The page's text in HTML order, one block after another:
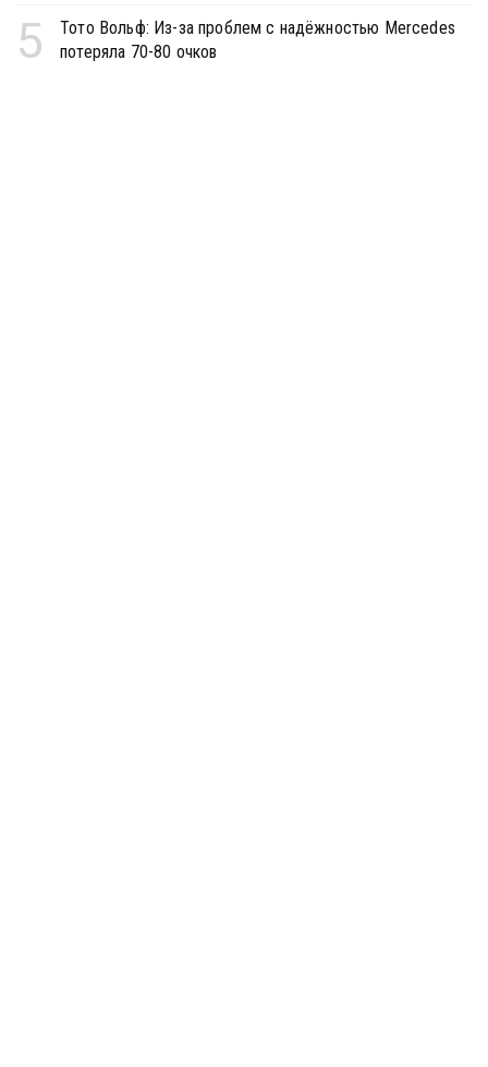
5
Тото Вольф: Из-за проблем с надёжностью Mercedes
потеряла 70-80 очков